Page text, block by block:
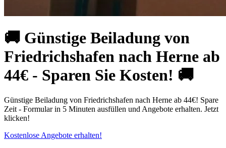
🚚 Günstige Beiladung von
Friedrichshafen nach Herne ab
44€ - Sparen Sie Kosten! 🚚
Günstige Beiladung von Friedrichshafen nach Herne ab 44€! Spare
Zeit - Formular in 5 Minuten ausfüllen und Angebote erhalten. Jetzt
klicken!
Kostenlose Angebote erhalten!